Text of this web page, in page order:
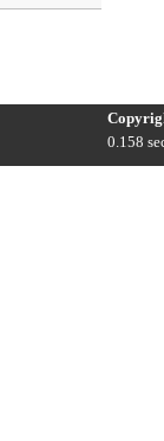
0.158